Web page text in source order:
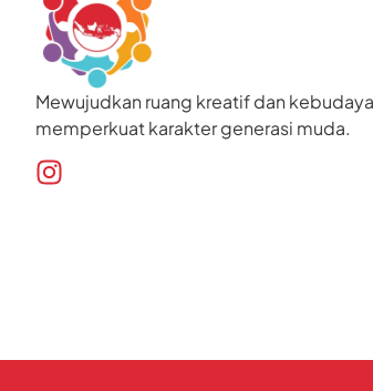
Mewujudkan ruang kreatif dan
memperkuat karakter generasi muda.